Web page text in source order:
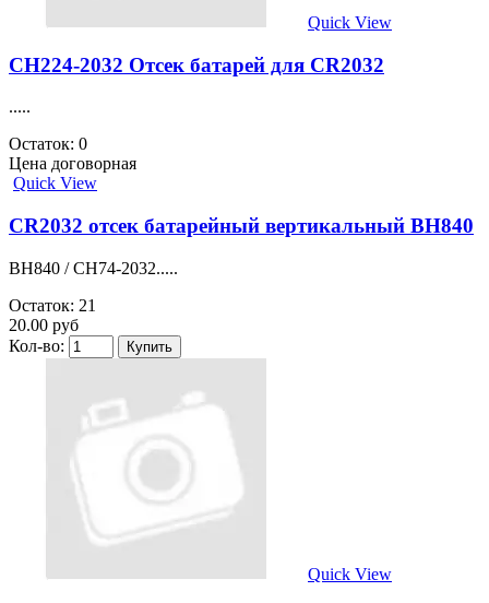
Quick View
CH224-2032 Отсек батарей для CR2032
.....
Остаток: 0
Цена договорная
Quick View
CR2032 отсек батарейный вертикальный BH840
BH840 / CH74-2032.....
Остаток: 21
20.00 руб
Кол-во:
Quick View